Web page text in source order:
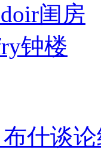
闺房
钟楼
什谈